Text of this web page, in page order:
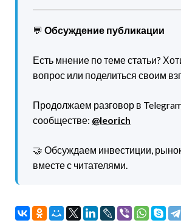
💬 Обсуждение публикации
Есть мнение по теме статьи?
вопрос или поделиться своим
Продолжаем разговор в
сообществе: @leorich
🤝 Обсуждаем инвестиции,
вместе с читателями.